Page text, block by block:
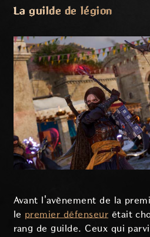
La guilde de légion
Avant l'avènement de la
le premier défenseur était
rang de guilde. Ceux qui